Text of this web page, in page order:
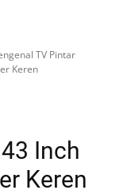
TV Pintar
Keren
Inch
Keren